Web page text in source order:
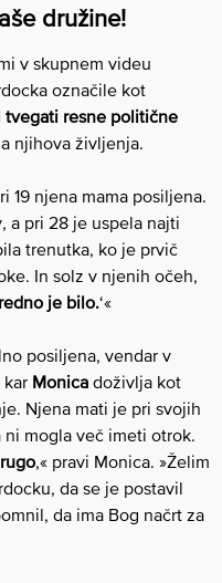
družine!
v skupnem videu
označile kot
tvegati resne politične
njihova življenja.
njena mama posiljena.
a pri 28 je uspela najti
trenutka, ko je prvič
In solz v njenih očeh,
je bilo.‘«
posiljena, vendar v
kar Monica doživlja kot
Njena mati je pri svojih
ni mogla več imeti otrok.
,« pravi Monica. »Želim
da se je postavil
da ima Bog načrt za